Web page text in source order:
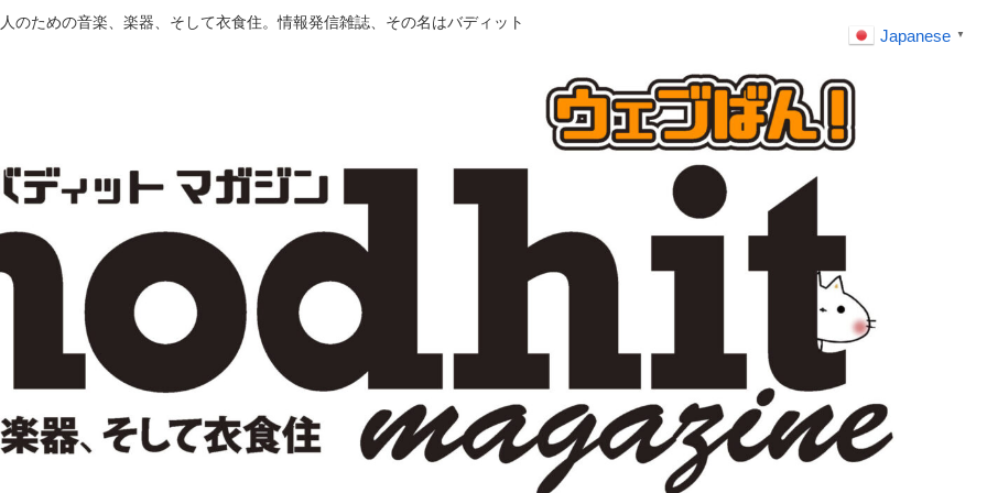
のための音楽、楽器、そして衣食住。情報発信雑誌、その名はバディット
Japanese ▼